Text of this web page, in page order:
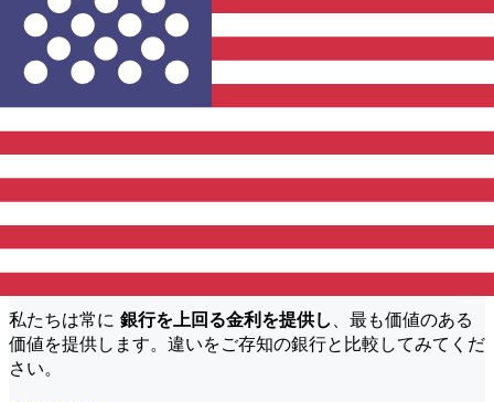
BWP年からUSDへの国際送金コストABSA Botswana送金
額などの要因によって異なります。通常、大きな送金は手数
料が低く、為替レートも良いです。Xeと ABSA Botswana
手数料を比較するために比較表を確認してください。
なぜ従来の銀行ではなくXeで送金する
のですか?
より良い料金
私たちは常に 銀行を上回る金利を提供し 、最も価値のある
価値を提供します。違いをご存知の銀行と比較してみてくだ
さい。